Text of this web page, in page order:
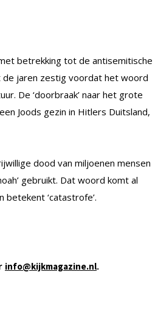
betrekking tot de antisemitische
de jaren zestig voordat het woord
De ‘doorbraak’ naar het grote
Joods gezin in Hitlers Duitsland,
dood van miljoenen mensen
gebruikt. Dat woord komt al
‘catastrofe’.
info@kijkmagazine.nl.